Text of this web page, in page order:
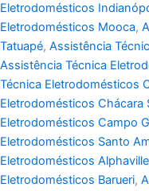
Eletrodomésticos
Eletrodomésticos Mooca,
Tatuapé, Assistência
Assistência Técnica
Técnica Eletrodomésticos
Eletrodomésticos Chácara
Eletrodomésticos Campo
Eletrodomésticos Santo
Eletrodomésticos Alphaville
Eletrodomésticos Barueri,